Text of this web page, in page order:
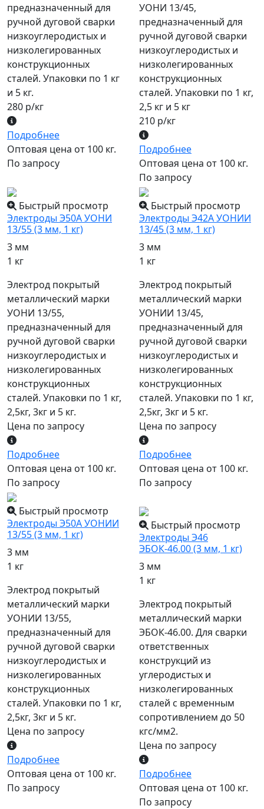
предназначенный для
ручной дуговой сварки
низкоуглеродистых и
низколегированных
конструкционных
сталей. Упаковки по 1 кг
и 5 кг.
280 р/кг
Подробнее
Оптовая цена от 100 кг.
По запросу
УОНИ 13/45,
предназначенный для
ручной дуговой сварки
низкоуглеродистых и
низколегированных
конструкционных
сталей. Упаковки по 1 кг,
2,5 кг и 5 кг
210 р/кг
Подробнее
Оптовая цена от 100 кг.
По запросу
Быстрый просмотр
Электроды Э50А УОНИ
13/55 (3 мм, 1 кг)
3 мм
1 кг
Электрод покрытый
металлический марки
УОНИ 13/55,
предназначенный для
ручной дуговой сварки
низкоуглеродистых и
низколегированных
конструкционных
сталей. Упаковки по 1 кг,
2,5кг, 3кг и 5 кг.
Цена по запросу
Подробнее
Оптовая цена от 100 кг.
По запросу
Быстрый просмотр
Электроды Э42А УОНИИ
13/45 (3 мм, 1 кг)
3 мм
1 кг
Электрод покрытый
металлический марки
УОНИИ 13/45,
предназначенный для
ручной дуговой сварки
низкоуглеродистых и
низколегированных
конструкционных
сталей. Упаковки по 1 кг,
2,5кг, 3кг и 5 кг.
Цена по запросу
Подробнее
Оптовая цена от 100 кг.
По запросу
Быстрый просмотр
Электроды Э50А УОНИИ
13/55 (3 мм, 1 кг)
3 мм
1 кг
Электрод покрытый
металлический марки
УОНИИ 13/55,
предназначенный для
ручной дуговой сварки
низкоуглеродистых и
низколегированных
конструкционных
сталей. Упаковки по 1 кг,
2,5кг, 3кг и 5 кг.
Цена по запросу
Подробнее
Оптовая цена от 100 кг.
По запросу
Быстрый просмотр
Электроды Э46
ЭБОК-46.00 (3 мм, 1 кг)
3 мм
1 кг
Электрод покрытый
металлический марки
ЭБОК-46.00. Для сварки
ответственных
конструкций из
углеродистых и
низколегированных
сталей с временным
сопротивлением до 50
кгс/мм2.
Цена по запросу
Подробнее
Оптовая цена от 100 кг.
По запросу